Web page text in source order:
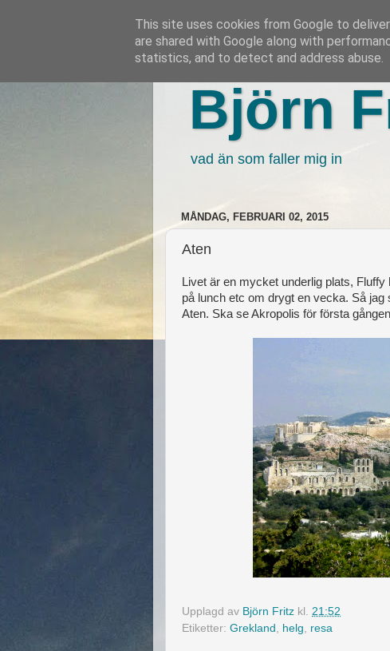
Björn
vad än som faller mig in
MÅNDAG, FEBRUARI 02, 2015
Aten
Livet är en mycket underlig plats,
på lunch etc om drygt en vecka. Så
Aten. Ska se Akropolis för första
Upplagd av Björn Fritz kl. 21:52
Etiketter: Grekland helg resa
This site uses cookies from Google to
are shared with Google along with
statistics, and to detect and address abuse.